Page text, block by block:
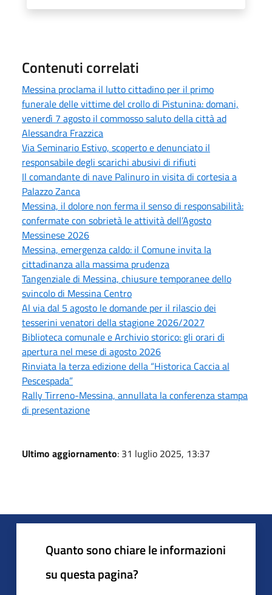
Contenuti correlati
Messina proclama il lutto cittadino per il primo
funerale delle vittime del crollo di Pistunina: domani,
venerdì 7 agosto il commosso saluto della città ad
Alessandra Frazzica
Via Seminario Estivo, scoperto e denunciato il
responsabile degli scarichi abusivi di rifiuti
Il comandante di nave Palinuro in visita di cortesia a
Palazzo Zanca
Messina, il dolore non ferma il senso di responsabilità:
confermate con sobrietà le attività dell’Agosto
Messinese 2026
Messina, emergenza caldo: il Comune invita la
cittadinanza alla massima prudenza
Tangenziale di Messina, chiusure temporanee dello
svincolo di Messina Centro
Al via dal 5 agosto le domande per il rilascio dei
tesserini venatori della stagione 2026/2027
Biblioteca comunale e Archivio storico: gli orari di
apertura nel mese di agosto 2026
Rinviata la terza edizione della “Historica Caccia al
Pescespada”
Rally Tirreno-Messina, annullata la conferenza stampa
di presentazione
Ultimo aggiornamento: 31 luglio 2025, 13:37
Quanto sono chiare le informazioni
su questa pagina?